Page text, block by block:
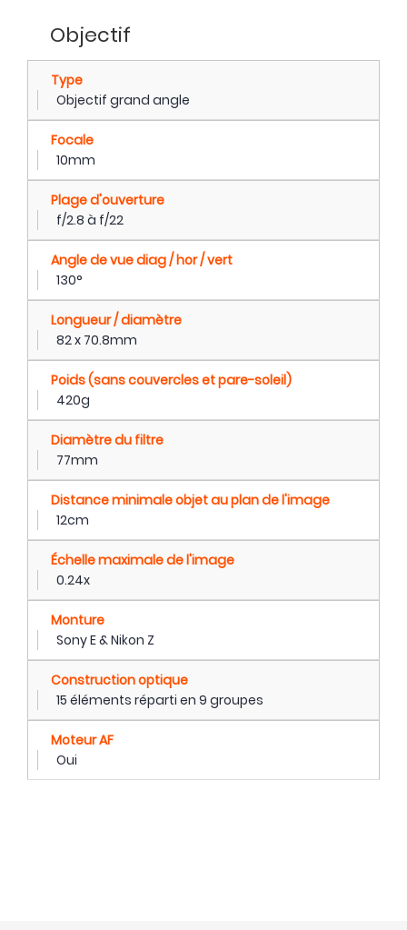
Objectif
Type
Objectif grand angle
Focale
10mm
Plage d'ouverture
f/2.8 à f/22
Angle de vue diag / hor / vert
130°
Longueur / diamètre
82 x 70.8mm
Poids (sans couvercles et pare-soleil)
420g
Diamètre du filtre
77mm
Distance minimale objet au plan de l'image
12cm
Échelle maximale de l'image
0.24x
Monture
Sony E & Nikon Z
Construction optique
15 éléments réparti en 9 groupes
Moteur AF
Oui